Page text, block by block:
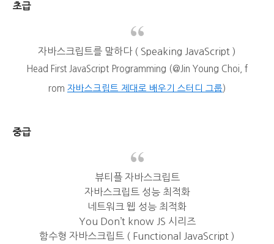
초급
자바스크립트를 말하다 ( Speaking JavaScript )
Head First JavaScript Programming (@Jin Young Choi, f
rom 자바스크립트 제대로 배우기 스터디 그룹)
중급
뷰티플 자바스크립트
자바스크립트 성능 최적화
네트워크 웹 성능 최적화
You Don’t know JS 시리즈
함수형 자바스크립트 ( Functional JavaScript )